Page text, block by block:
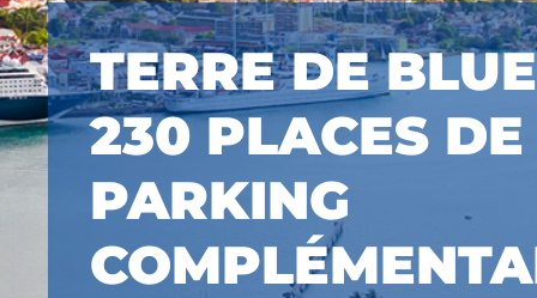
TERRE DE
230 PLACES DE
PARKING